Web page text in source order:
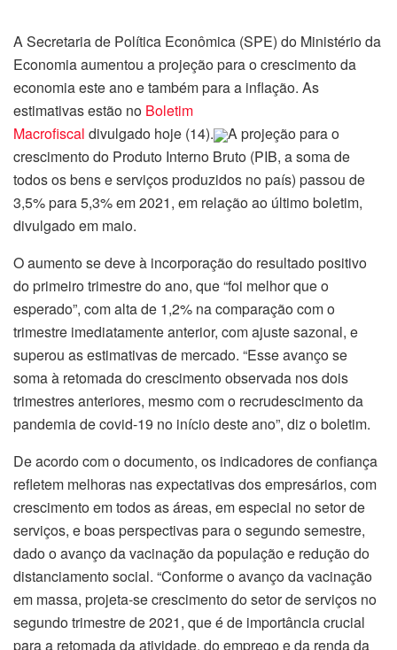
A Secretaria de Política Econômica (SPE) do Ministério da
Economia aumentou a projeção para o crescimento da
economia este ano e também para a inflação. As
estimativas estão no Boletim
Macrofiscal divulgado hoje (14).
A projeção para o
crescimento do Produto Interno Bruto (PIB, a soma de
todos os bens e serviços produzidos no país) passou de
3,5% para 5,3% em 2021, em relação ao último boletim,
divulgado em maio.
O aumento se deve à incorporação do resultado positivo
do primeiro trimestre do ano, que “foi melhor que o
esperado”, com alta de 1,2% na comparação com o
trimestre imediatamente anterior, com ajuste sazonal, e
superou as estimativas de mercado. “Esse avanço se
soma à retomada do crescimento observada nos dois
trimestres anteriores, mesmo com o recrudescimento da
pandemia de covid-19 no início deste ano”, diz o boletim.
De acordo com o documento, os indicadores de confiança
refletem melhoras nas expectativas dos empresários, com
crescimento em todos as áreas, em especial no setor de
serviços, e boas perspectivas para o segundo semestre,
dado o avanço da vacinação da população e redução do
distanciamento social. “Conforme o avanço da vacinação
em massa, projeta-se crescimento do setor de serviços no
segundo trimestre de 2021, que é de importância crucial
para a retomada da atividade, do emprego e da renda da